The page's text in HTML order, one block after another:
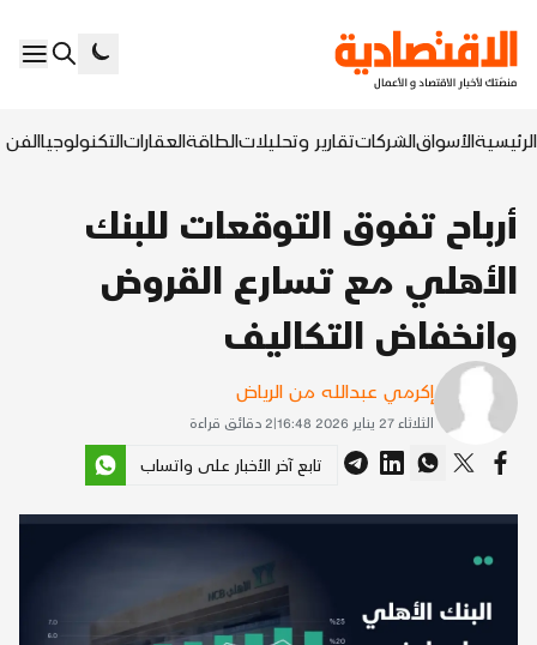
الرئيسيةالأسواقالشركاتتقارير وتحليلاتالطاقةالعقاراتالتكنولوجياالفن
أرباح تفوق التوقعات للبنك
الأهلي مع تسارع القروض
وانخفاض التكاليف
إكرمي عبدالله من الرياض
الثلاثاء 27 يناير 2026 16:48 |
2 دقائق قراءة
تابع آخر الأخبار على واتساب